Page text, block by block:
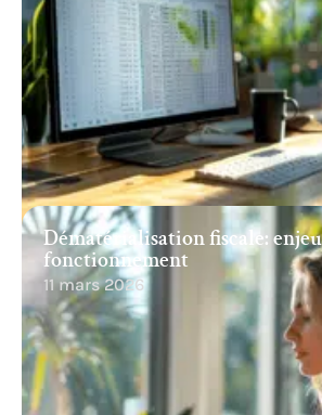
Dématérialisation fiscale:
fonctionnement
11 mars 2026